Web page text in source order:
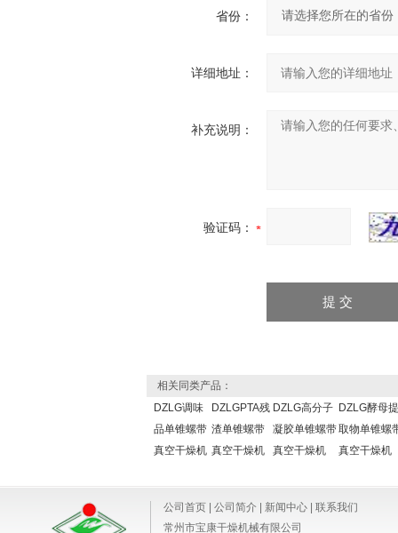
省份：
详细地址：
补充说明：
验证码：
相关同类产品：
DZLG调味
品单锥螺带
真空干燥机
DZLGPTA残
渣单锥螺带
真空干燥机
DZLG高分子
凝胶单锥螺带
真空干燥机
DZLG酵母提
取物单锥螺
真空干燥机
公司首页 公司简介 新闻中心
联系我们
常州市宝康干燥机械有限公司